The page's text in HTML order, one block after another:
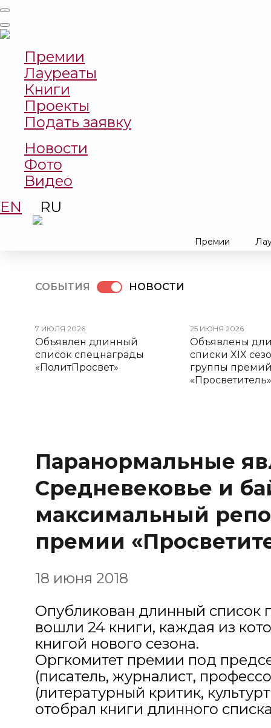
Премии
Лауреаты
Книги
Проекты
Подать заявку
Новости
Фото
Видео
EN
RU
Премии
СОБЫТИЯ НОВОСТИ
7 ИЮЛЯ 2026
Объявлен длинный
список спецнаграды
«ПолитПросвет»
25 ИЮНЯ 2026
Oбъявлены
списки XIX
группы
«Просветитель»
Паранормальные
Средневековье и
максимальный
премии
18 июня 2018
Опубликован длинный список
вошли 24 книги, каждая из
книгой нового сезона.
Оргкомитет премии под
(писатель, журналист,
(литературный критик,
отобрал книги длинного